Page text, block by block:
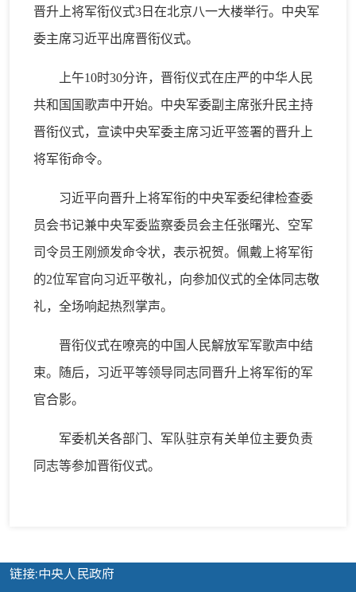
晋升上将军衔仪式3日在北京八一大楼举行。中央军
委主席习近平出席晋衔仪式。
上午10时30分许，晋衔仪式在庄严的中华人民
共和国国歌声中开始。中央军委副主席张升民主持
晋衔仪式，宣读中央军委主席习近平签署的晋升上
将军衔命令。
习近平向晋升上将军衔的中央军委纪律检查委
员会书记兼中央军委监察委员会主任张曙光、空军
司令员王刚颁发命令状，表示祝贺。佩戴上将军衔
的2位军官向习近平敬礼，向参加仪式的全体同志敬
礼，全场响起热烈掌声。
晋衔仪式在嘹亮的中国人民解放军军歌声中结
束。随后，习近平等领导同志同晋升上将军衔的军
官合影。
军委机关各部门、军队驻京有关单位主要负责
同志等参加晋衔仪式。
链接:中央人民政府